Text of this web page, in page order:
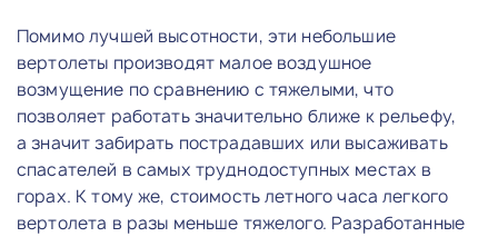
Помимо лучшей высотности, эти небольшие
вертолеты производят малое воздушное
возмущение по сравнению с тяжелыми, что
позволяет работать значительно ближе к рельефу,
а значит забирать пострадавших или высаживать
спасателей в самых труднодоступных местах в
горах. К тому же, стоимость летного часа легкого
вертолета в разы меньше тяжелого. Разработанные